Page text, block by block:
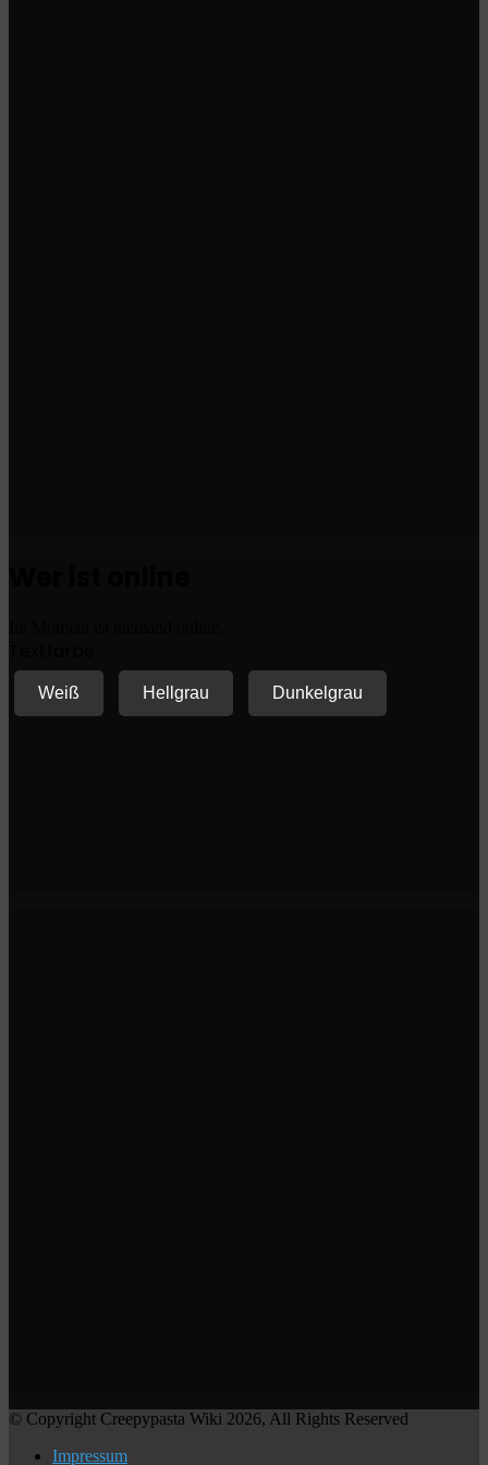
Weiß Hellgrau Dunkelgrau
© Copyright Creepypasta Wiki 2026, All Rights Reserved
Impressum